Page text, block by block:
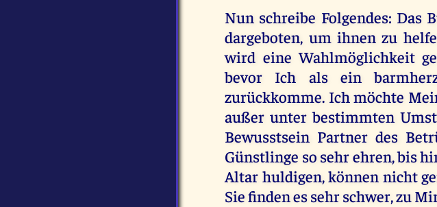
Nun schreibe Folgendes: Das
dargeboten, um ihnen zu
wird eine Wahlmöglichkeit
bevor Ich als ein
zurückkomme. Ich möchte
außer unter bestimmten
Bewusstsein Partner des
Günstlinge so sehr ehren, bis
Altar huldigen, können nicht
Sie finden es sehr schwer, zu